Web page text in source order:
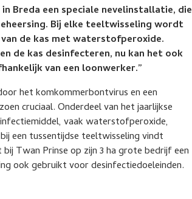
Breda een speciale nevelinstallatie, die
Bij elke teeltwisseling wordt
de kas met waterstofperoxide.
de kas desinfecteren, nu kan het ook
van een loonwerker.”
het komkommerbontvirus en een
cruciaal. Onderdeel van het jaarlijkse
vaak waterstofperoxide,
een tussentijdse teeltwisseling vindt
Twan Prinse op zijn 3 ha grote bedrijf een
ook gebruikt voor desinfectiedoeleinden.